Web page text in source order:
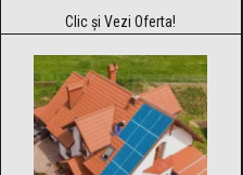
Clic și Vezi Oferta!